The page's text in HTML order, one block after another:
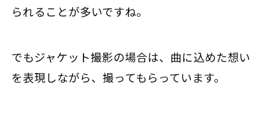
られることが多いですね。
でもジャケット撮影の場合は、曲に込めた想い
を表現しながら、撮ってもらっています。